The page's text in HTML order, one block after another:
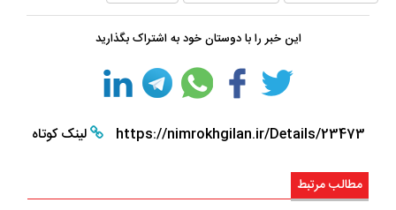
این خبر را با دوستان خود به اشتراک بگذارید
https://nimrokhgilan.ir/Details/23473 لینک کوتاه
مطالب مرتبط